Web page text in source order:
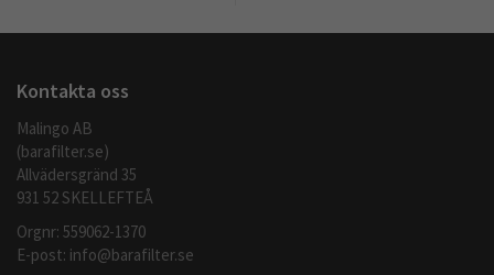
Kontakta oss
Malingo AB
(barafilter.se)
Allvädersgränd 35
931 52 SKELLEFTEÅ
Orgnr: 559062-1370
E-post: info@barafilter.se